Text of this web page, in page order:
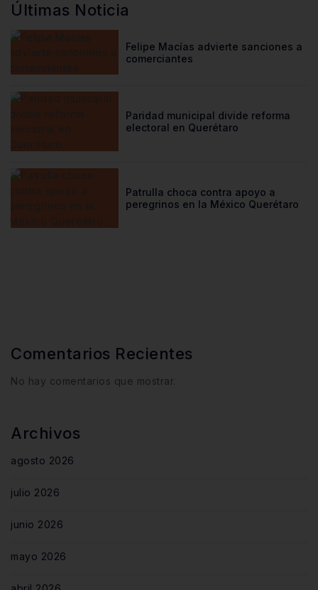
Últimas Noticia
Felipe Macías advierte sanciones a
comerciantes
Paridad municipal divide reforma
electoral en Querétaro
Patrulla choca contra apoyo a
peregrinos en la México Querétaro
Comentarios Recientes
No hay comentarios que mostrar.
Archivos
agosto 2026
julio 2026
junio 2026
mayo 2026